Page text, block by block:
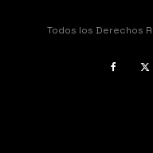
Todos los Derechos